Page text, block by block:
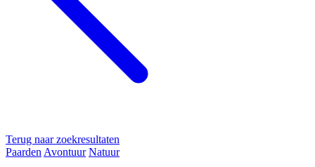
Terug naar zoekresultaten
Paarden Avontuur Natuur